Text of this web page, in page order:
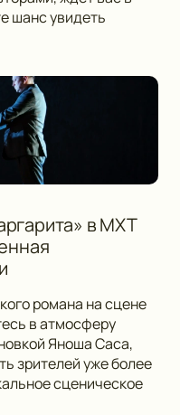
шанс увидеть
в МХТ
романа на сцене
в атмосферу
Яноша Саса,
зрителей уже более
сценическое